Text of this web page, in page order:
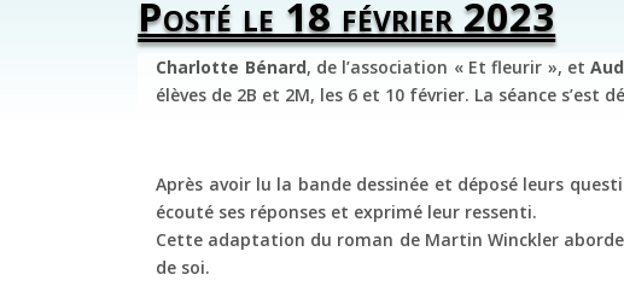
Posté le 18 février 2023
Charlotte Bénard, de l’association « Et fleurir », et
élèves de 2B et 2M, les 6 et 10 février. La séance s’est
Après avoir lu la bande dessinée et déposé leurs
écouté ses réponses et exprimé leur ressenti.
Cette adaptation du roman de Martin Winckler
de soi.